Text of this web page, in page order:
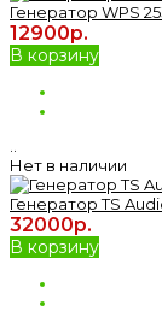
Генератор WPS
12900р.
В корзину
Нет в наличии
Генератор TS
32000р.
В корзину